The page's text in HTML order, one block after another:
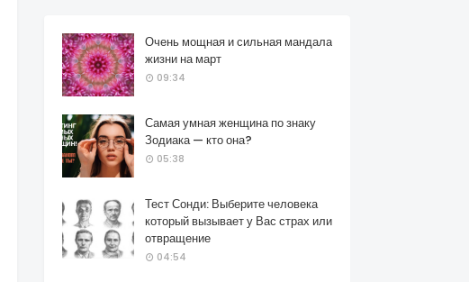
Очень мощная и сильная мандала
жизни на март
09:34
Самая умная женщина по знаку
Зодиака — кто она?
05:38
Тест Сонди: Выберите человека
который вызывает у Вас страх или
отвращение
04:54